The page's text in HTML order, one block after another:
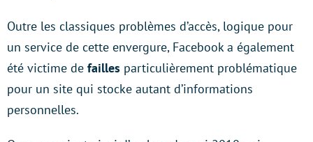
Outre les classiques problèmes d’accès, logique pour
un service de cette envergure, Facebook a également
été victime de failles particulièrement problématique
pour un site qui stocke autant d’informations
personnelles.